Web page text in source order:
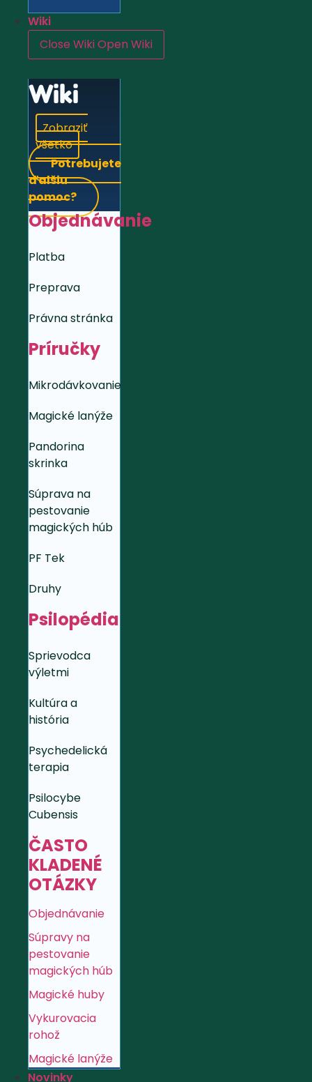
Wiki
Close WikiOpen Wiki
Wiki
Zobraziť
všetko
Potrebujete
ďalšiu
pomoc?
Objednávanie
Platba
Preprava
Právna stránka
Príručky
Mikrodávkovanie
Magické lanýže
Pandorina
skrinka
Súprava na
pestovanie
magických húb
PF Tek
Druhy
Psilopédia
Sprievodca
výletmi
Kultúra a
história
Psychedelická
terapia
Psilocybe
Cubensis
ČASTO
KLADENÉ
OTÁZKY
Objednávanie
Súpravy na
pestovanie
magických húb
Magické huby
Vykurovacia
rohož
Magické lanýže
Novinky